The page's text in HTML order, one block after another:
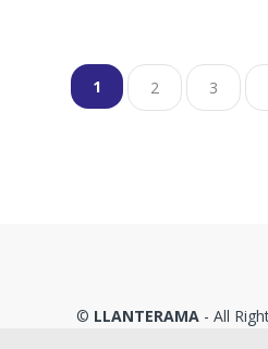
1 2 3
© LLANTERAMA - All